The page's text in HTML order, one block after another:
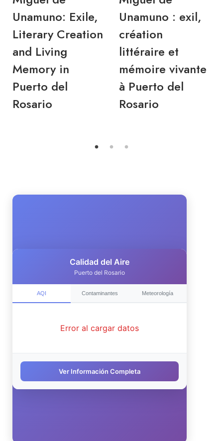
Unamuno: Exile,
Literary Creation
and Living
Memory in
Puerto del
Rosario
Unamuno : exil,
création
littéraire et
mémoire vivante
à Puerto del
Rosario